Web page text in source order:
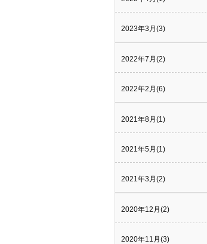
2023年3月(3)
2022年7月(2)
2022年2月(6)
2021年8月(1)
2021年5月(1)
2021年3月(2)
2020年12月(2)
2020年11月(3)